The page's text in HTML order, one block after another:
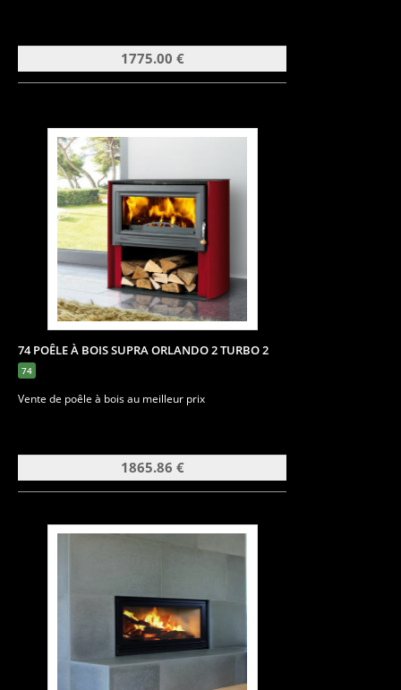
1775.00 €
74 POÊLE À BOIS SUPRA ORLANDO 2 TURBO 2
74
Vente de poêle à bois au meilleur prix
1865.86 €